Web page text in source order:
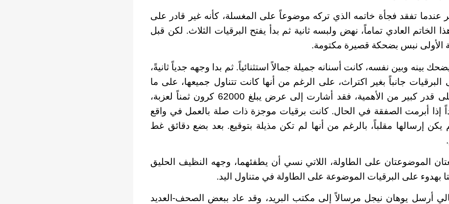
عندما تفقد فجأة خاتمه الذي تركه موضوعاً على المغسلة، كأنه غير قادر على
الخاتم العادي تماماً، نهض ولبسه ثانية ثم بدأ يفتح البرقيات الثلاث. لكن قبل
الأولى نبس بضحكة قصيرة مكتومة.
بينه وبين نفسه، كانت أسنانه جميلة جمالاً استثنائياً. ثم بدا وجهه جدياً ثانيةً،
جانباً بغير اكتراث، على الرغم من أنها كانت تتناول جميعها، على ما
يبدو، مسألة على قدر كبير من الأهمية، فقد أشارت إلى عرض يبلغ 62000 كرون ثمناً لعزبة،
إذا أبرمت الصفقة في الحال. كانت برقيات موجزة ذات صلة بالعمل في واقع
يكن إرسالها مقلباً، بالرغم من أنها لم تكن مذيلة بتوقيع. بعد بضع دقائق غط
الموضوعتان على الطاولة، اللاتي نسي أن يطفئهما، وجهه النظيف الحليق
بهدوء على البرقيات الموضوعة على الطاولة في متناول اليد.
أرسل يوهان نيجل مرسالاً إلى مكتب البريد، وقد عاد ببعض الصحف-العديد